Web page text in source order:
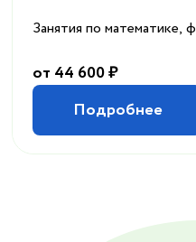
Занятия по математике,
от 44 600 ₽
Подробнее